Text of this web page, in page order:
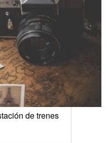
de trenes